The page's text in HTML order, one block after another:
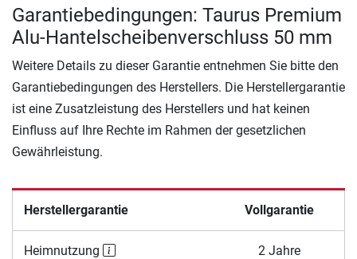
Garantiebedingungen: Taurus Premium
Alu-Hantelscheibenverschluss 50 mm
Weitere Details zu dieser Garantie entnehmen Sie bitte den
Garantiebedingungen des Herstellers. Die Herstellergarantie
ist eine Zusatzleistung des Herstellers und hat keinen
Einfluss auf Ihre Rechte im Rahmen der gesetzlichen
Gewährleistung.
Herstellergarantie Vollgarantie
Heimnutzung 2 Jahre